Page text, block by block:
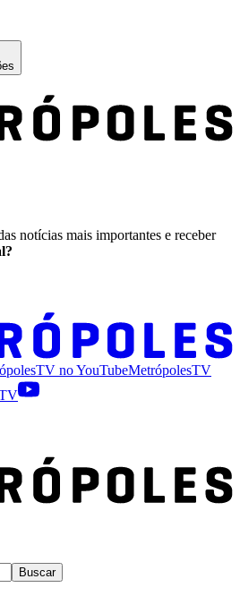
notícias mais importantes e receber
noYouTubeMetrópolesTV
Buscar